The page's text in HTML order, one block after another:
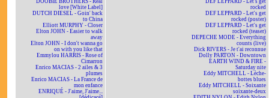
DOOBIE BROTHERS - Real
love [White Label]
DUTCH DIESEL - Goin' back
to China
Elliott MURPHY - Closer
Elton JOHN - Easier to walk
away
Elton JOHN - I don't wanna go
on with you like that
Emmylou HARRIS - Rose of
Cimarron
Enrico MACIAS - 2 ailes & 3
plumes
Enrico MACIAS - La France de
mon enfance
ENRIQUÉ - J'aime, J'aime...
DEF LEPPARD - Let's get
rocked
DEF LEPPARD - Let's get
rocked (poster)
DEF LEPPARD - Let's get
rocked (teaser)
DEPECHE MODE - Everything
counts (live)
Dick RIVERS - Je t'ai reconnue
Dolly PARTON - Downtown
EARTH WIND & FIRE -
Saturday nite
Eddy MITCHELL - Lèche-
bottes blues
Eddy MITCHELL - Soixante
soixante-deux